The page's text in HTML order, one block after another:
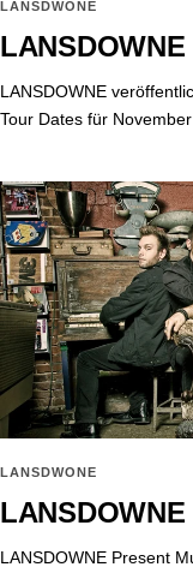
LANSDWONE
LANSDOWNE
Tour Dates für
LANSDWONE
LANSDOWNE Present